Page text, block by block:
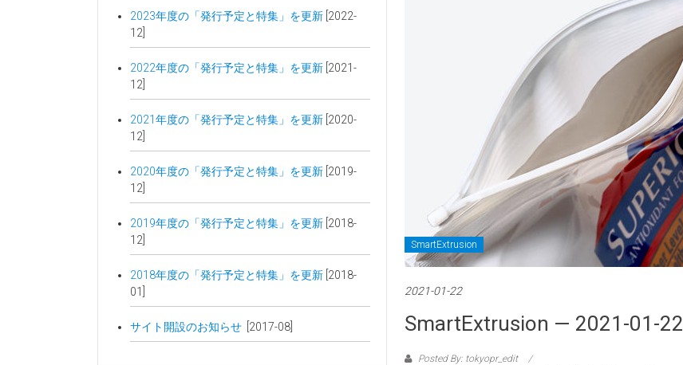
SmartExtrusion
2021-01-22
SmartExtrusion — 2021-01-22
Posted By: tokyopr_edit
2023年度の「発行予定と特集」を更新 [2022-
12]
2022年度の「発行予定と特集」を更新 [2021-
12]
2021年度の「発行予定と特集」を更新 [2020-
12]
2020年度の「発行予定と特集」を更新 [2019-
12]
2019年度の「発行予定と特集」を更新 [2018-
12]
2018年度の「発行予定と特集」を更新 [2018-
01]
サイト開設のお知らせ [2017-08]